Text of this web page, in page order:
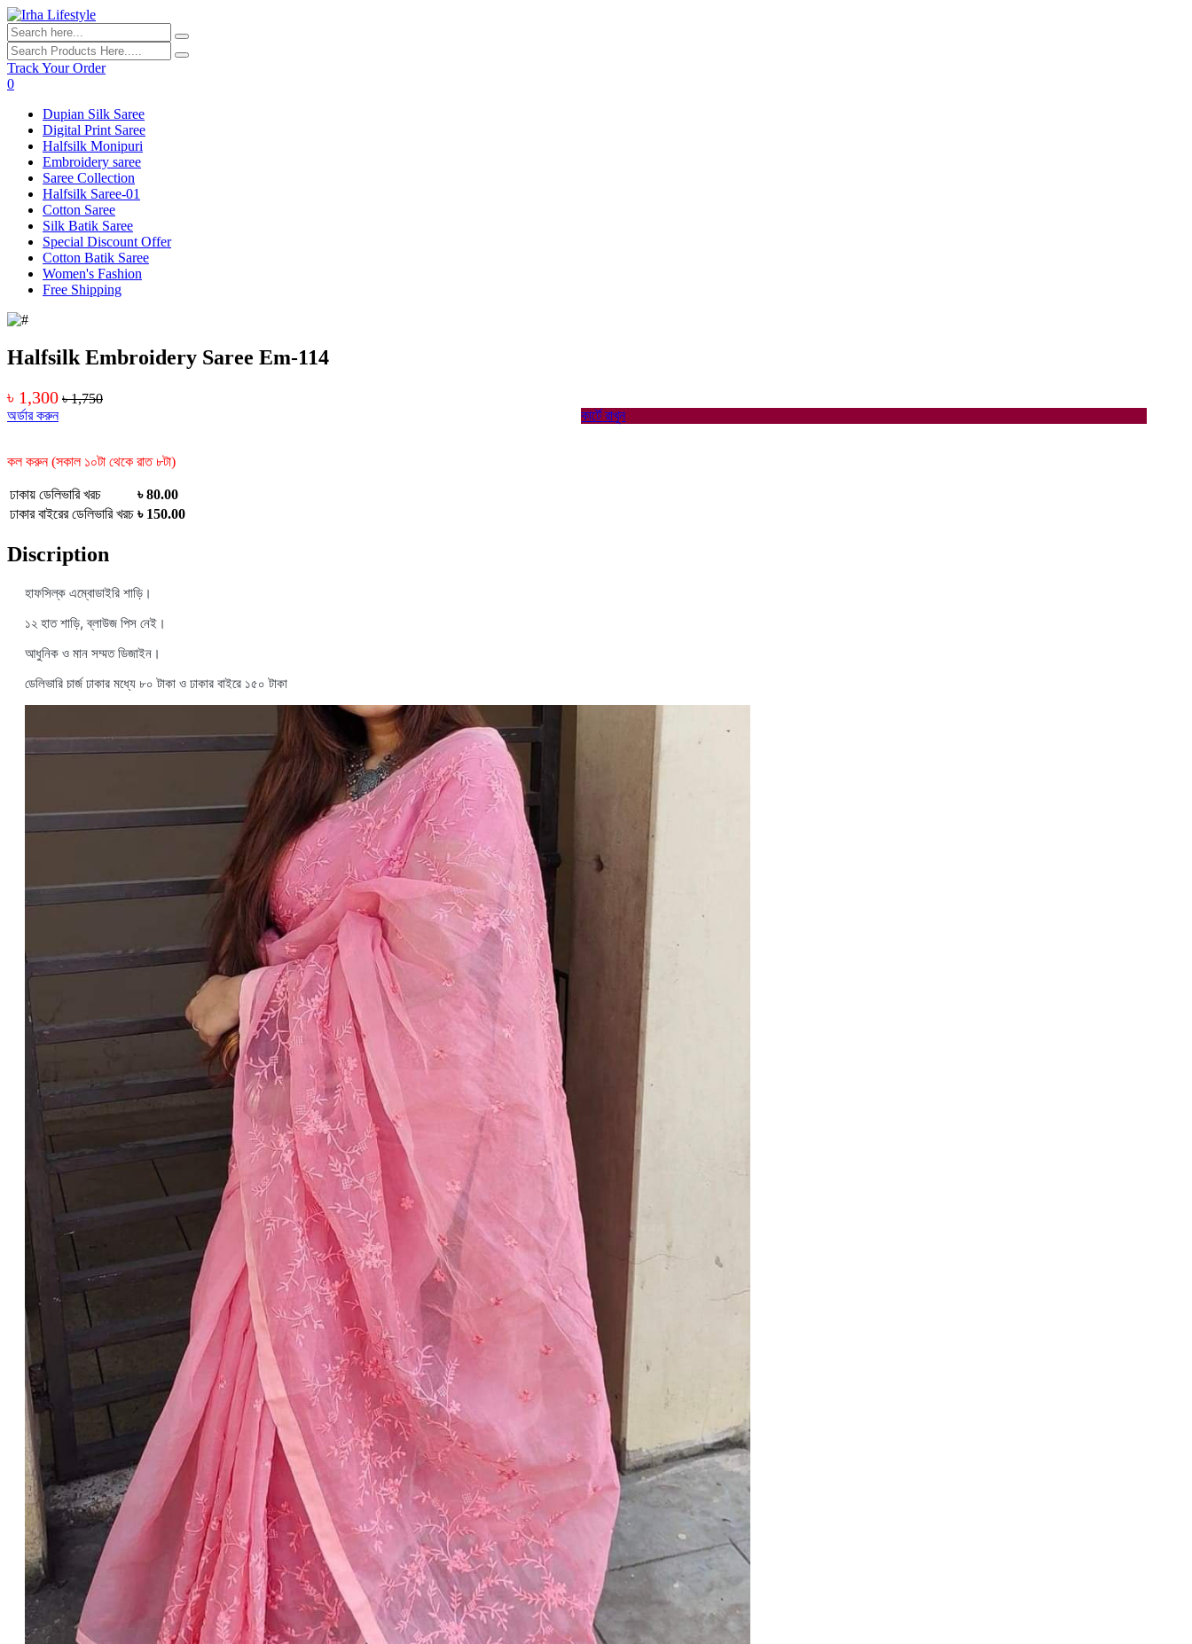
Track Your Order
0
Dupian Silk Saree
Digital Print Saree
Halfsilk Monipuri
Embroidery saree
Saree Collection
Halfsilk Saree-01
Cotton Saree
Silk Batik Saree
Special Discount Offer
Cotton Batik Saree
Women's Fashion
Free Shipping
Halfsilk Embroidery Saree Em-114
৳ 1,300 ৳ 1,750
অর্ডার করুন
কার্টে রাখুন
কল করুন (সকাল ১০টা থেকে রাত ৮টা)
ঢাকায় ডেলিভারি খরচ
৳ 80.00
ঢাকার বাইরের ডেলিভারি খরচ ৳ 150.00
Discription
হাফসিল্ক এম্বোডাইরি শাড়ি।
১২ হাত শাড়ি, ব্লাউজ পিস নেই।
আধুনিক ও মান সম্মত ডিজাইন।
ডেলিভারি চার্জ ঢাকার মধ্যে ৮০ টাকা ও ঢাকার বাইরে ১৫০ টাকা